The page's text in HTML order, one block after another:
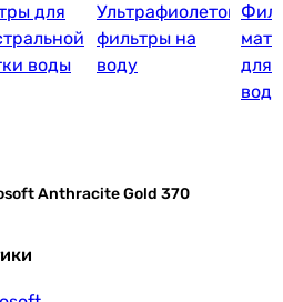
для
воды
Ультрафиолетовые
фильтры на
воду
для
Anthracite Gold 370